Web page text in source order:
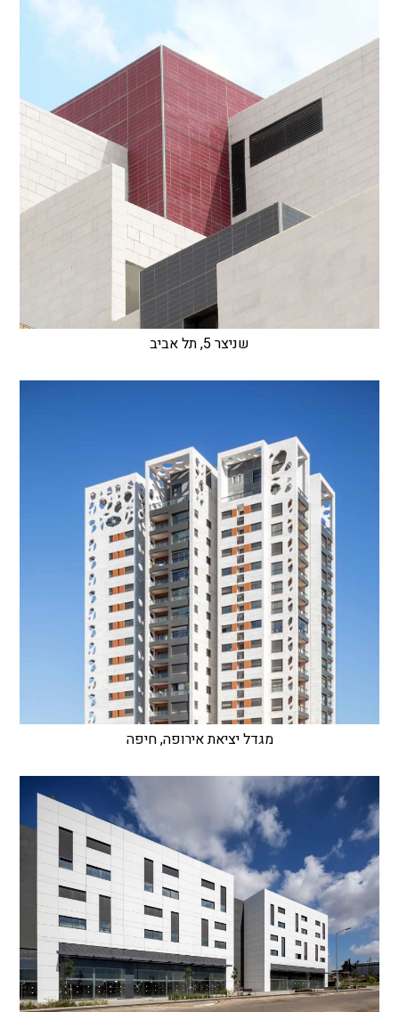
שניצר 5, תל אביב
מגדל יציאת אירופה, חיפה